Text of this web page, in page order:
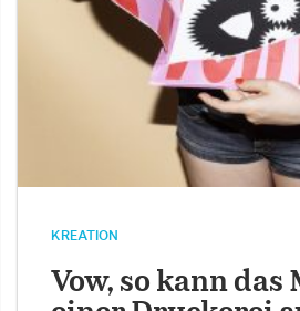
KREATION
Vow, so kann das